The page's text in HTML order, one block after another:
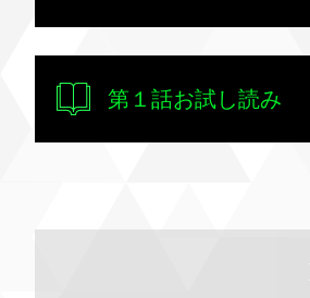
第１話お試し読み